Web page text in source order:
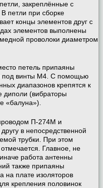
закреплённые с
петли при сборке
концы элементов друг с
элементов выполнены
проволоки диаметром
петель припаяны
под винты М4. С помощью
диапазонов крепятся к
диполи (вибраторы
«балуна»).
П-274М и
в непосредственной
трубки. При этом
Главное, не
работа антенны
также припаяны
на плате изоляторов
крепления половинок